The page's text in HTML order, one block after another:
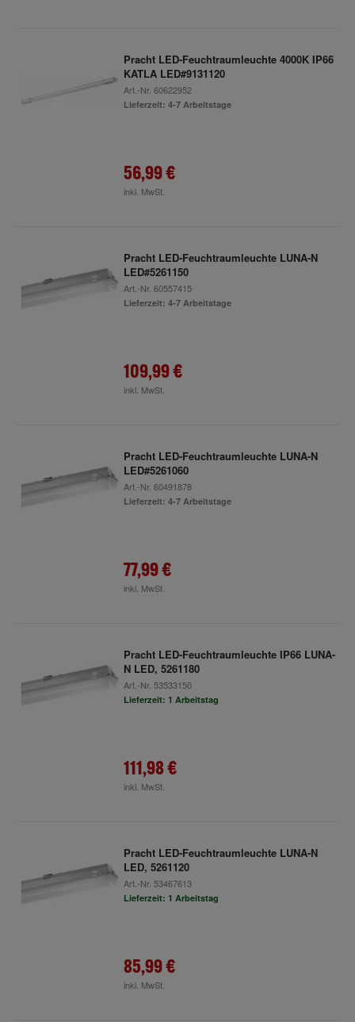
Pracht LED-Feuchtraumleuchte 4000K IP66
KATLA LED#9131120
Art.-Nr. 60622952
Lieferzeit: 4-7 Arbeitstage
56,99 €
inkl. MwSt.
Pracht LED-Feuchtraumleuchte LUNA-N
LED#5261150
Art.-Nr. 60557415
Lieferzeit: 4-7 Arbeitstage
109,99 €
inkl. MwSt.
Pracht LED-Feuchtraumleuchte LUNA-N
LED#5261060
Art.-Nr. 60491878
Lieferzeit: 4-7 Arbeitstage
77,99 €
inkl. MwSt.
Pracht LED-Feuchtraumleuchte IP66 LUNA-
N LED, 5261180
Art.-Nr. 53533150
Lieferzeit: 1 Arbeitstag
111,98 €
inkl. MwSt.
Pracht LED-Feuchtraumleuchte LUNA-N
LED, 5261120
Art.-Nr. 53467613
Lieferzeit: 1 Arbeitstag
85,99 €
inkl. MwSt.